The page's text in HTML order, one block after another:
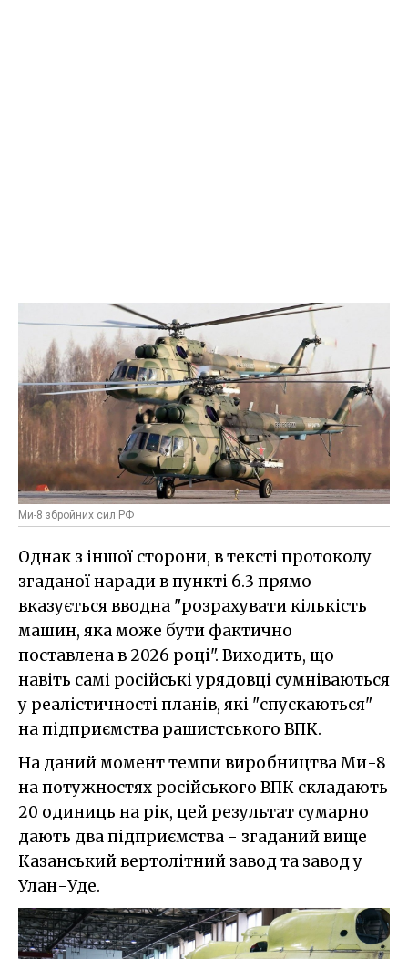
Ми-8 збройних сил РФ
Однак з іншої сторони, в тексті протоколу
згаданої наради в пункті 6.3 прямо
вказується вводна "розрахувати кількість
машин, яка може бути фактично
поставлена в 2026 році". Виходить, що
навіть самі російські урядовці сумніваються
у реалістичності планів, які "спускаються"
на підприємства рашистського ВПК.
На даний момент темпи виробництва Ми-8
на потужностях російського ВПК складають
20 одиниць на рік, цей результат сумарно
дають два підприємства - згаданий вище
Казанський вертолітний завод та завод у
Улан-Уде.